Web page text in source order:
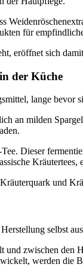
für
eröffnet sich
der Küche
lange bevor
an milden
Dieser
und
selbst
und zwischen
werden die